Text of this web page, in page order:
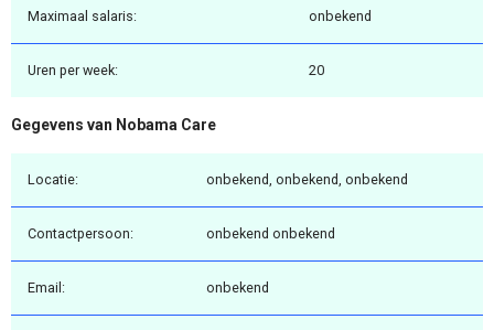
Maximaal salaris: onbekend
Uren per week: 20
Gegevens van Nobama Care
Locatie: onbekend, onbekend, onbekend
Contactpersoon: onbekend onbekend
Email: onbekend